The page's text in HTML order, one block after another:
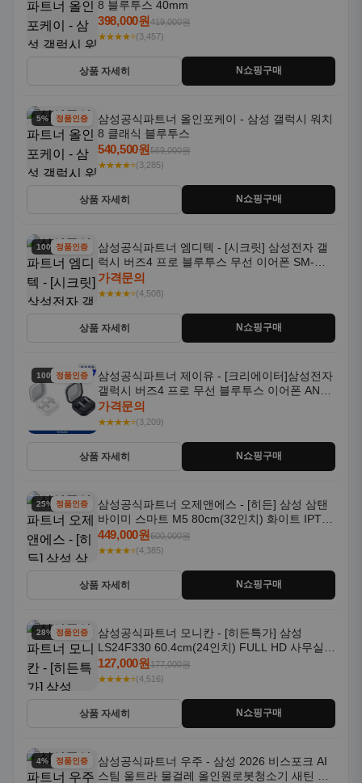
8 블루투스 40mm
398,000원419,000원
★★★★⭐(3,457)
상품 자세히 N쇼핑구매
5% 할인정품인증
삼성공식파트너 올인포케이 - 삼성 갤럭시 워치
8 클래식 블루투스
540,500원569,000원
★★★★⭐(3,285)
상품 자세히 N쇼핑구매
100% 할인
정품인증
삼성공식파트너 엠디텍 - [시크릿] 삼성전자 갤
럭시 버즈4 프로 블루투스 무선 이어폰 SM-
R640N
가격문의
★★★★⭐(4,508)
상품 자세히 N쇼핑구매
100% 할인
정품인증
삼성공식파트너 제이유 - [크리에이터]삼성전자
갤럭시 버즈4 프로 무선 블루투스 이어폰 ANC
SM-R640N
가격문의
★★★★⭐(3,209)
상품 자세히 N쇼핑구매
25% 할인정품인증
삼성공식파트너 오제앤에스 - [히든] 삼성 삼탠
바이미 스마트 M5 80cm(32인치) 화이트 IPTV
OTT 패키지
449,000원600,000원
★★★★⭐(4,385)
상품 자세히 N쇼핑구매
28% 할인정품인증
삼성공식파트너 모니칸 - [히든특가] 삼성
LS24F330 60.4cm(24인치) FULL HD 사무실/
컴퓨터 모니터
127,000원177,000원
★★★★⭐(4,516)
상품 자세히 N쇼핑구매
4% 할인정품인증
삼성공식파트너 우주 - 삼성 2026 비스포크 AI
스팀 울트라 물걸레 올인원로봇청소기 새틴 그